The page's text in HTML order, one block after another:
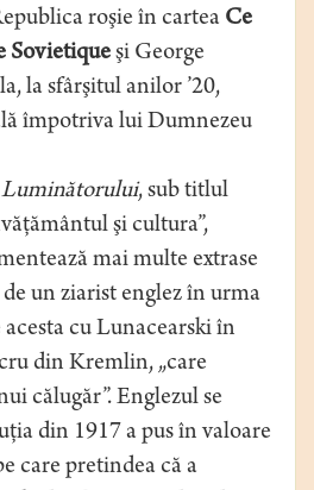
roşie în cartea Ce
Sovietiqueşi George
la sfârşitul anilor ’20,
împotriva lui Dumnezeu
Luminătorului, sub titlul
şi cultura”,
mai multe extrase
un ziarist englez în urma
cu Lunacearski în
din Kremlin, „care
călugăr”. Englezul se
din 1917 a pus în valoare
care pretindea că a